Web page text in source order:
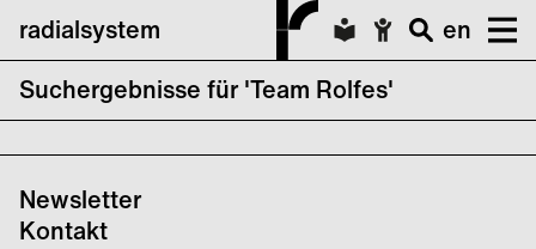
radialsystem
en
Suchergebnisse für 'Team Rolfes'
CTM x transmediale Finale
Newsletter
Kontakt